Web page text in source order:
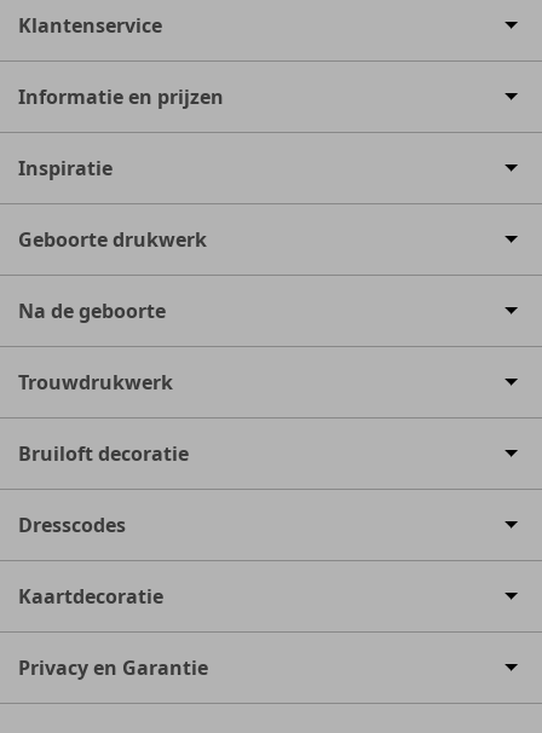
Klantenservice
Informatie en prijzen
Inspiratie
Geboorte drukwerk
Na de geboorte
Trouwdrukwerk
Bruiloft decoratie
Dresscodes
Kaartdecoratie
Privacy en Garantie